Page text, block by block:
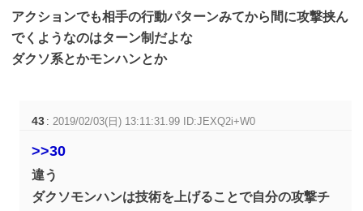
アクションでも相手の行動パターンみてから間に攻撃挟ん
でくようなのはターン制だよな
ダクソ系とかモンハンとか
43 :2019/02/03(日) 13:11:31.99 ID:JEXQ2i+W0
>>30
違う
ダクソモンハンは技術を上げることで自分の攻撃チ